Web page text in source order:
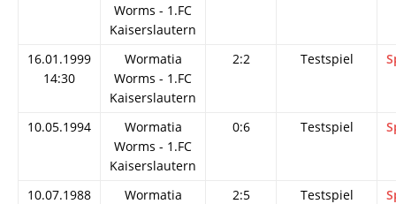
Worms - 1.FC
Kaiserslautern
16.01.1999
14:30
Wormatia
Worms - 1.FC
Kaiserslautern
2:2 Testspiel
10.05.1994
Wormatia
Worms - 1.FC
Kaiserslautern
0:6 Testspiel
10.07.1988
Wormatia
2:5 Testspiel